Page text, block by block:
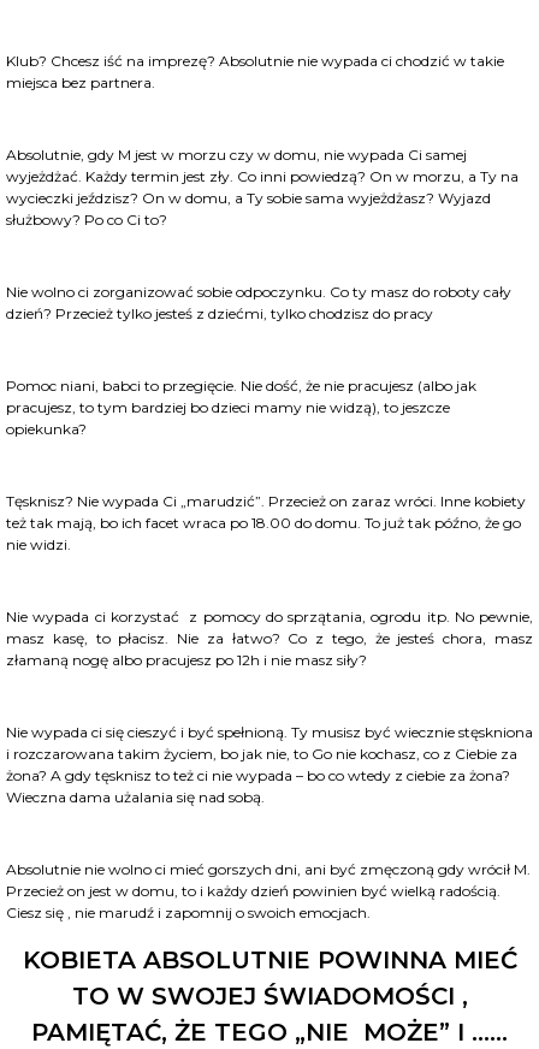
Klub? Chcesz iść na imprezę? Absolutnie nie wypada ci chodzić w takie
miejsca bez partnera.
Absolutnie, gdy M jest w morzu czy w domu, nie wypada Ci samej
wyjeżdżać. Każdy termin jest zły. Co inni powiedzą? On w morzu, a Ty na
wycieczki jeździsz? On w domu, a Ty sobie sama wyjeżdżasz? Wyjazd
służbowy? Po co Ci to?
Nie wolno ci zorganizować sobie odpoczynku. Co ty masz do roboty cały
dzień? Przecież tylko jesteś z dziećmi, tylko chodzisz do pracy
Pomoc niani, babci to przegięcie. Nie dość, że nie pracujesz (albo jak
pracujesz, to tym bardziej bo dzieci mamy nie widzą), to jeszcze
opiekunka?
Tęsknisz? Nie wypada Ci „marudzić”. Przecież on zaraz wróci. Inne kobiety
też tak mają, bo ich facet wraca po 18.00 do domu. To już tak późno, że go
nie widzi.
Nie wypada ci korzystać z pomocy do sprzątania, ogrodu itp. No pewnie,
masz kasę, to płacisz. Nie za łatwo? Co z tego, że jesteś chora, masz
złamaną nogę albo pracujesz po 12h i nie masz siły?
Nie wypada ci się cieszyć i być spełnioną. Ty musisz być wiecznie stęskniona
i rozczarowana takim życiem, bo jak nie, to Go nie kochasz, co z Ciebie za
żona? A gdy tęsknisz to też ci nie wypada – bo co wtedy z ciebie za żona?
Wieczna dama użalania się nad sobą.
Absolutnie nie wolno ci mieć gorszych dni, ani być zmęczoną gdy wrócił M.
Przecież on jest w domu, to i każdy dzień powinien być wielką radością.
Ciesz się , nie marudź i zapomnij o swoich emocjach.
KOBIETA ABSOLUTNIE POWINNA MIEĆ
TO W SWOJEJ ŚWIADOMOŚCI ,
PAMIĘTAĆ, ŻE TEGO „NIE MOŻE” I ……